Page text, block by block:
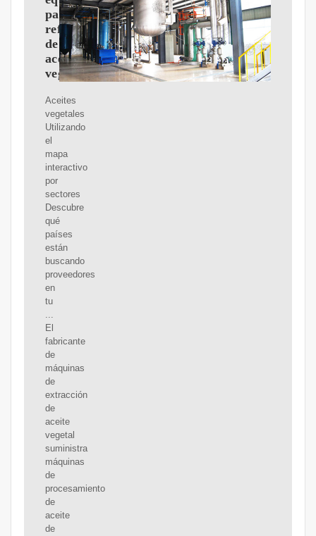
para
refinación
de
aceite
vegetal
Aceites
vegetales
Utilizando
el
mapa
interactivo
por
sectores
Descubre
qué
países
están
buscando
proveedores
en
tu
...
El
fabricante
de
máquinas
de
extracción
de
aceite
vegetal
suministra
máquinas
de
procesamiento
de
aceite
de